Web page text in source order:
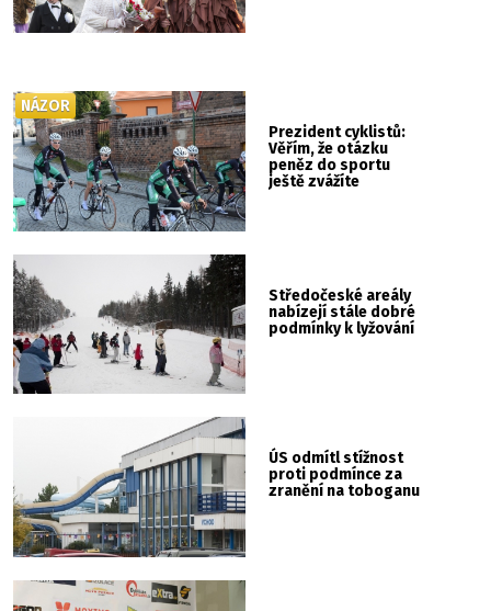
Prezident cyklistů:
Věřím, že otázku
peněz do sportu
ještě zvážíte
NÁZOR
Středočeské areály
nabízejí stále dobré
podmínky k lyžování
ÚS odmítl stížnost
proti podmínce za
zranění na toboganu